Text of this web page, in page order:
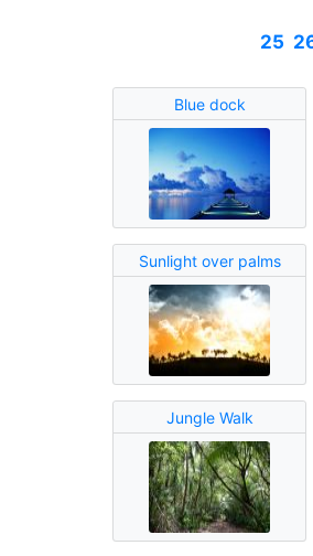
25
Blue dock
Sunlight over palms
Jungle Walk